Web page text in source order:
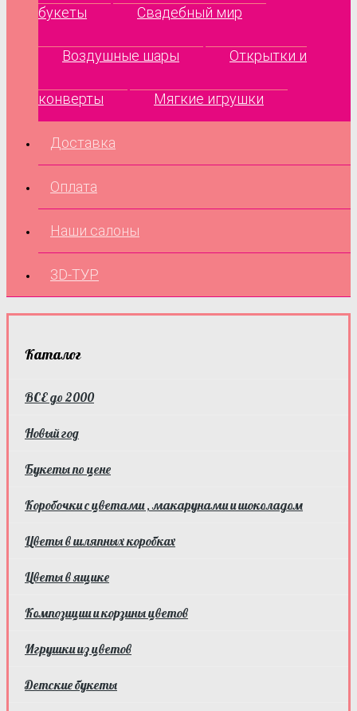
букеты Свадебный мир
Воздушные шары Открытки и
конверты Мягкие игрушки
Доставка
Оплата
Наши салоны
3D-ТУР
Каталог
ВСЕ до 2000
Новый год
Букеты по цене
Коробочки с цветами , макарунами и шоколадом
Цветы в шляпных коробках
Цветы в ящике
Композиции и корзины цветов
Игрушки из цветов
Детские букеты